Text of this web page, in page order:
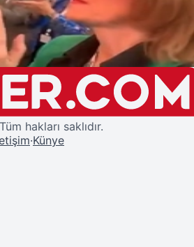
Alkışlandı
hakları saklıdır.
·Künye